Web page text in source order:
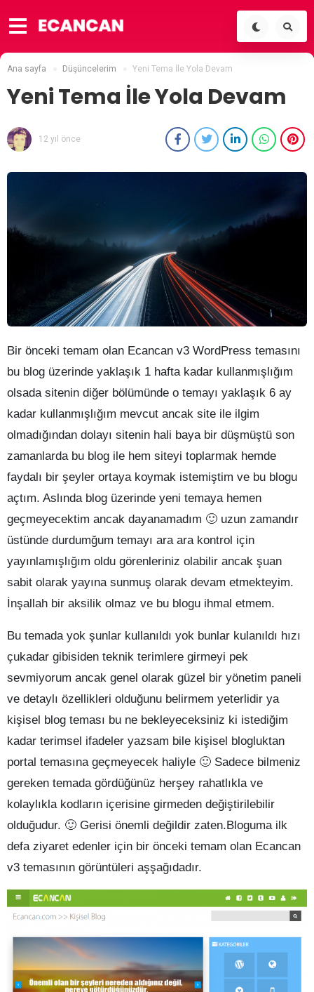
Ana sayfa Düşüncelerim Yeni Tema İle Yola Devam
Yeni Tema İle Yola Devam
12 yıl önce
Bir önceki temam olan Ecancan v3 WordPress temasını
bu blog üzerinde yaklaşık 1 hafta kadar kullanmışlığım
olsada sitenin diğer bölümünde o temayı yaklaşık 6 ay
kadar kullanmışlığım mevcut ancak site ile ilgim
olmadığından dolayı sitenin hali baya bir düşmüştü son
zamanlarda bu blog ile hem siteyi toplarmak hemde
faydalı bir şeyler ortaya koymak istemiştim ve bu blogu
açtım. Aslında blog üzerinde yeni temaya hemen
geçmeyecektim ancak dayanamadım 🙂 uzun zamandır
üstünde durdumğum temayı ara ara kontrol için
yayınlamışlığım oldu görenleriniz olabilir ancak şuan
sabit olarak yayına sunmuş olarak devam etmekteyim.
İnşallah bir aksilik olmaz ve bu blogu ihmal etmem.
Bu temada yok şunlar kullanıldı yok bunlar kulanıldı hızı
çukadar gibisiden teknik terimlere girmeyi pek
sevmiyorum ancak genel olarak güzel bir yönetim paneli
ve detaylı özellikleri olduğunu belirmem yeterlidir ya
kişisel blog teması bu ne bekleyeceksiniz ki istediğim
kadar terimsel ifadeler yazsam bile kişisel blogluktan
portal temasına geçmeyecek haliyle 🙂 Sadece bilmeniz
gereken temada gördüğünüz herşey rahatlıkla ve
kolaylıkla kodların içerisine girmeden değiştirilebilir
olduğudur. 🙂 Gerisi önemli değildir zaten.Bloguma ilk
defa ziyaret edenler için bir önceki temam olan Ecancan
v3 temasının görüntüleri aşşağıdadır.